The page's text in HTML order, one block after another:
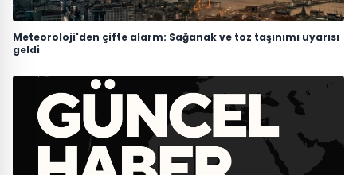
Meteoroloji'den çifte alarm: Sağanak ve toz taşınımı uyarısı
geldi